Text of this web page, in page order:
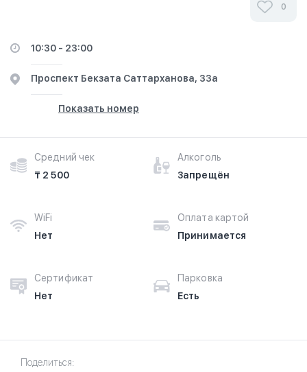
0
10:30 - 23:00
​Проспект Бекзата Саттарханова, 33а
Показать номер
Средний чек
₸ 2 500
Алкоголь
Запрещён
WiFi
Нет
Оплата картой
Принимается
Сертификат
Нет
Парковка
Есть
Поделиться: